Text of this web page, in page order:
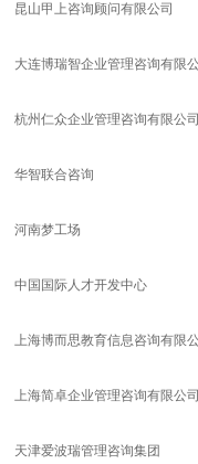
昆山甲上咨询顾问有限公司
大连博瑞智企业管理咨询有限
杭州仁众企业管理咨询有限公司
华智联合咨询
河南梦工场
中国国际人才开发中心
上海博而思教育信息咨询有限
上海简卓企业管理咨询有限公司
天津爱波瑞管理咨询集团